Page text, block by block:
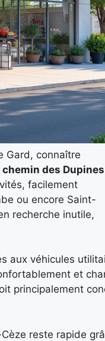
Gard, connaître
chemin des
facilement
ou encore Saint-
recherche inutile,
aux véhicules
et
principalement
reste rapide